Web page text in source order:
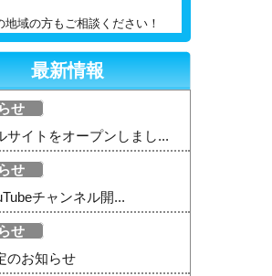
地域の方もご相談ください！
最新情報
せ
サイトをオープンしまし...
せ
チャンネル開...
せ
のお知らせ